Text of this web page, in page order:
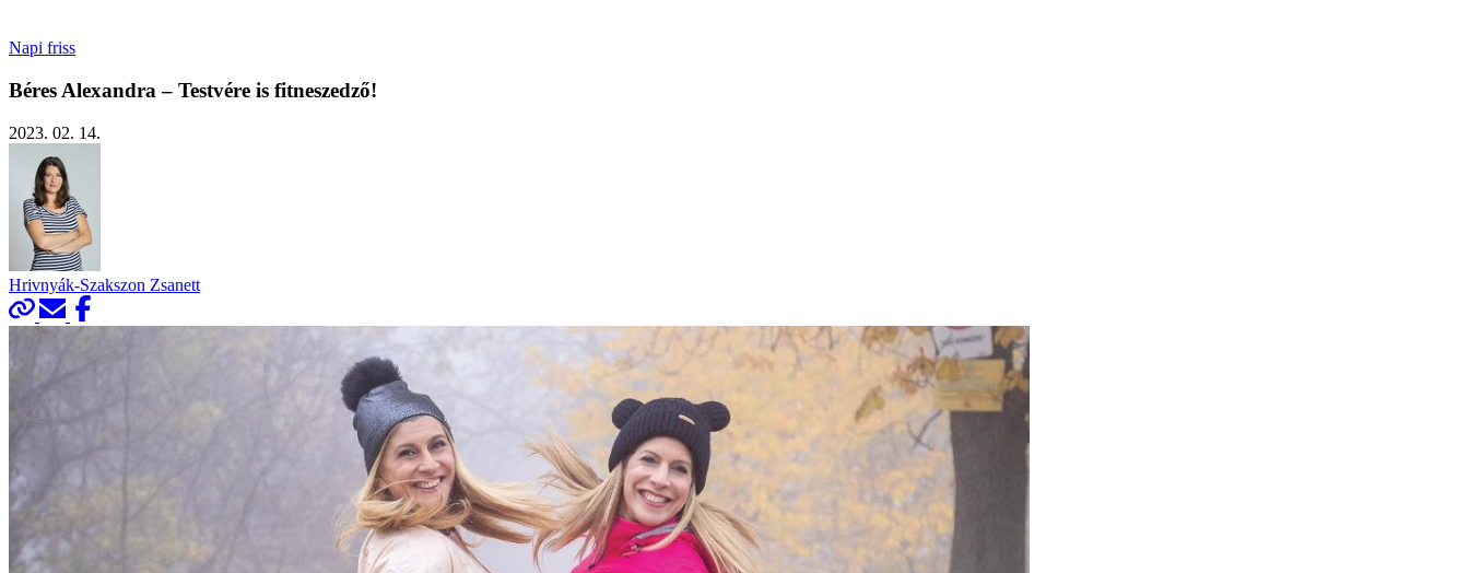
Napi friss
Béres Alexandra – Testvére is fitneszedző!
2023. 02. 14.
Hrivnyák-Szakszon Zsanett